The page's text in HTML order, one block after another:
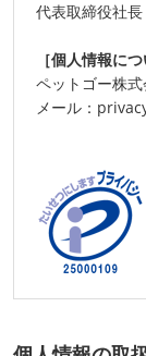
代表取締役社
［個人情報に
ペットゴー株
メール：